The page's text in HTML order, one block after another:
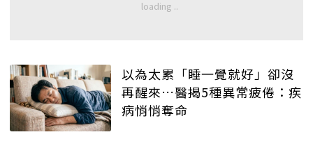
以為太累「睡一覺就好」卻沒
再醒來…醫揭5種異常疲倦：疾
病悄悄奪命